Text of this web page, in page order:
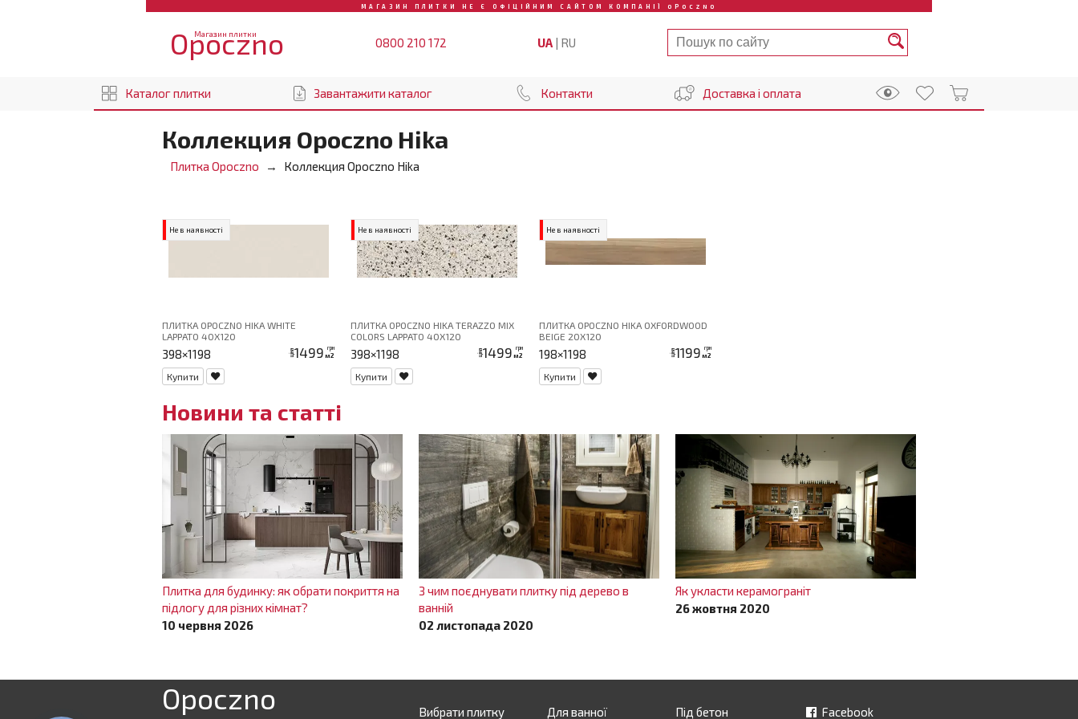
МАГАЗИН ПЛИТКИ НЕ Є ОФІЦІЙНИМ САЙТОМ КОМПАНІЇ OPOCZNO
Магазин плитки
Opoczno 0800 210 172 UA | RU
Каталог плитки Завантажити каталог Контакти Доставка і оплата
Коллекция Opoczno Hika
Плитка Opoczno Коллекция Opoczno Hika
Не в наявності
ПЛИТКА OPOCZNO HIKA WHITE
LAPPATO 40Х120
398×1198 ціна1499 грн
м2
Купити
Не в наявності
ПЛИТКА OPOCZNO HIKA TERAZZO MIX
COLORS LAPPATO 40Х120
398×1198 ціна1499 грн
м2
Купити
Не в наявності
ПЛИТКА OPOCZNO HIKA OXFORDWOOD
BEIGE 20Х120
198×1198 ціна1199 грн
м2
Купити
Новини та статті
Плитка для будинку: як обрати покриття на
підлогу для різних кімнат?
10 червня 2026
З чим поєднувати плитку під дерево в
ванній
02 листопада 2020
Як укласти керамограніт
26 жовтня 2020
Opoczno Вибрати плитку Для ванної Під бетон Facebook